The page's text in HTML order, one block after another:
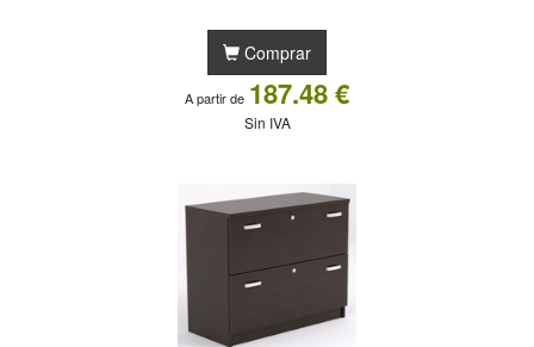
Comprar
A partir de 187.48 €
Sin IVA